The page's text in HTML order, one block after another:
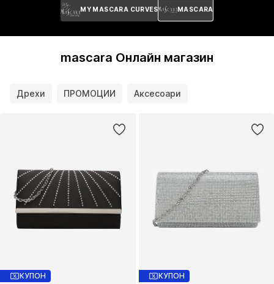
MY MASCARA CURVES MASCARA
mascara Онлайн магазин
Дрехи ПРОМОЦИИ Аксесоари
КУПОН КУПОН